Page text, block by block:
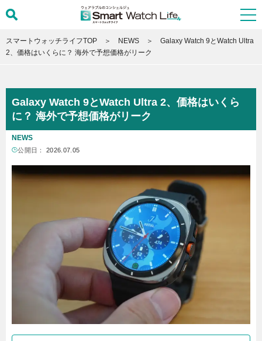
スマートウォッチライフTOP NEWS
Galaxy Watch 9とWatch Ultra
2、価格はいくらに？ 海外で予想価格がリーク
Galaxy Watch 9とWatch Ultra 2、価格はいくら
に？ 海外で予想価格がリーク
NEWS
公開日： 2026.07.05